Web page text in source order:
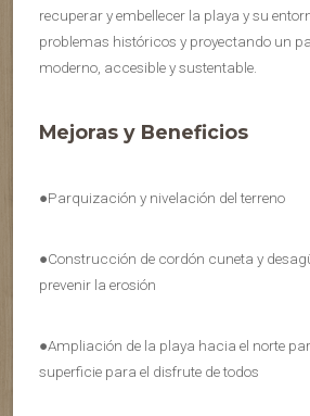
recuperar y embellecer la playa y su
problemas históricos y proyectando un
moderno, accesible y sustentable.
Mejoras y Beneficios
●Parquización y nivelación del terreno
●Construcción de cordón cuneta y
prevenir la erosión
●Ampliación de la playa hacia el norte
superficie para el disfrute de todos